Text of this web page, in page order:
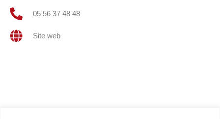
05 56 37 48 48
Site web